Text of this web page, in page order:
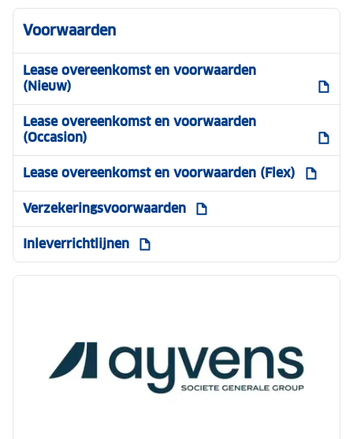
Voorwaarden
Lease overeenkomst en voorwaarden
(Nieuw)
Lease overeenkomst en voorwaarden
(Occasion)
Lease overeenkomst en voorwaarden (Flex)
Verzekeringsvoorwaarden
Inleverrichtlijnen